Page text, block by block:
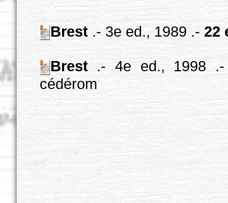
Brest.- 3e ed., 1989 .- 22
Brest.- 4e ed., 1998
cédérom